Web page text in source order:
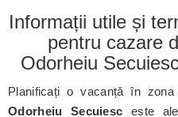
Informații utile și
pentru cazare
Odorheiu
Planificați o vacanță în zona
Odorheiu Secuiesc este